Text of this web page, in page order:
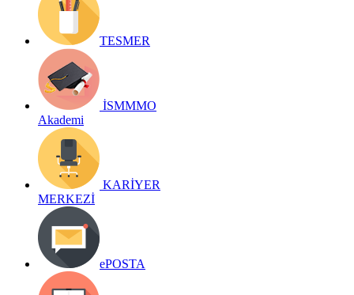
TESMER
İSMMMO
Akademi
KARİYER
MERKEZİ
ePOSTA